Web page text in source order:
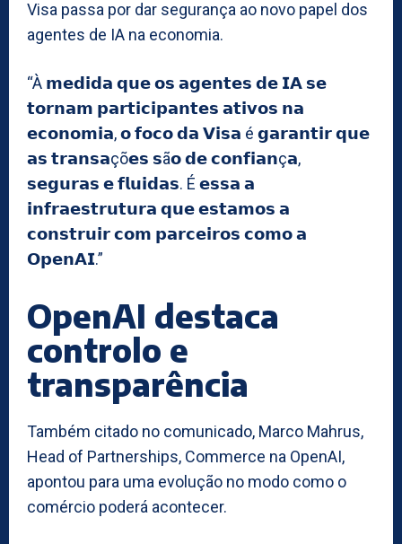
Visa passa por dar segurança ao novo papel dos
agentes de IA na economia.
“À 𝗺𝗲𝗱𝗶𝗱𝗮 𝗾𝘂𝗲 𝗼𝘀 𝗮𝗴𝗲𝗻𝘁𝗲𝘀 𝗱𝗲 𝗜𝗔 𝘀𝗲
𝘁𝗼𝗿𝗻𝗮𝗺 𝗽𝗮𝗿𝘁𝗶𝗰𝗶𝗽𝗮𝗻𝘁𝗲𝘀 𝗮𝘁𝗶𝘃𝗼𝘀 𝗻𝗮
𝗲𝗰𝗼𝗻𝗼𝗺𝗶𝗮, 𝗼 𝗳𝗼𝗰𝗼 𝗱𝗮 𝗩𝗶𝘀𝗮 é 𝗴𝗮𝗿𝗮𝗻𝘁𝗶𝗿 𝗾𝘂𝗲
𝗮𝘀 𝘁𝗿𝗮𝗻𝘀𝗮çõ𝗲𝘀 𝘀ã𝗼 𝗱𝗲 𝗰𝗼𝗻𝗳𝗶𝗮𝗻ç𝗮,
𝘀𝗲𝗴𝘂𝗿𝗮𝘀 𝗲 𝗳𝗹𝘂𝗶𝗱𝗮𝘀. É 𝗲𝘀𝘀𝗮 𝗮
𝗶𝗻𝗳𝗿𝗮𝗲𝘀𝘁𝗿𝘂𝘁𝘂𝗿𝗮 𝗾𝘂𝗲 𝗲𝘀𝘁𝗮𝗺𝗼𝘀 𝗮
𝗰𝗼𝗻𝘀𝘁𝗿𝘂𝗶𝗿 𝗰𝗼𝗺 𝗽𝗮𝗿𝗰𝗲𝗶𝗿𝗼𝘀 𝗰𝗼𝗺𝗼 𝗮
𝗢𝗽𝗲𝗻𝗔𝗜.”
OpenAI destaca
controlo e
transparência
Também citado no comunicado, Marco Mahrus,
Head of Partnerships, Commerce na OpenAI,
apontou para uma evolução no modo como o
comércio poderá acontecer.